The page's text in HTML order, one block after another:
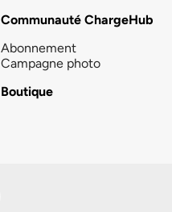
Communauté ChargeHub
Abonnement
Campagne photo
Boutique